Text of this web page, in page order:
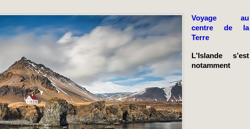
Voyage au
centre de la
Terre
L'Islande s’est
notamment